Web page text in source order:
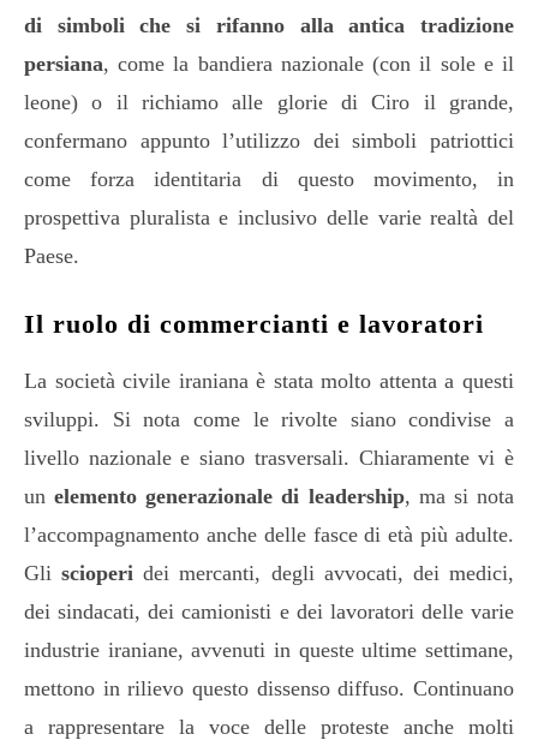
di simboli che si rifanno alla antica tradizione
persiana, come la bandiera nazionale (con il sole e il
leone) o il richiamo alle glorie di Ciro il grande,
confermano appunto l’utilizzo dei simboli patriottici
come forza identitaria di questo movimento, in
prospettiva pluralista e inclusivo delle varie realtà del
Paese.
Il ruolo di commercianti e lavoratori
La società civile iraniana è stata molto attenta a questi
sviluppi. Si nota come le rivolte siano condivise a
livello nazionale e siano trasversali. Chiaramente vi è
unelemento generazionale di leadership, ma si nota
l’accompagnamento anche delle fasce di età più adulte.
Gliscioperi dei mercanti, degli avvocati, dei medici,
dei sindacati, dei camionisti e dei lavoratori delle varie
industrie iraniane, avvenuti in queste ultime settimane,
mettono in rilievo questo dissenso diffuso. Continuano
a rappresentare la voce delle proteste anche molti